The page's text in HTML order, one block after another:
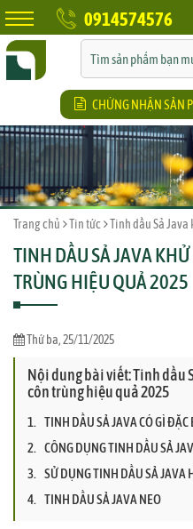
0914574576
CHỨNG NHẬN SẢN
Trang chủ Tin tức Tinh dầu Sả Java
TINH DẦU SẢ JAVA
TRÙNG HIỆU QUẢ 2025
Thứ ba, 25/11/2025
Nội dung bài viết: Tinh dầu
côn trùng hiệu quả 2025
TINH DẦU SẢ JAVA CÓ GÌ ĐẶC
CÔNG DỤNG TINH DẦU SẢ
SỬ DỤNG TINH DẦU SẢ JAVA
TINH DẦU SẢ JAVA NEO